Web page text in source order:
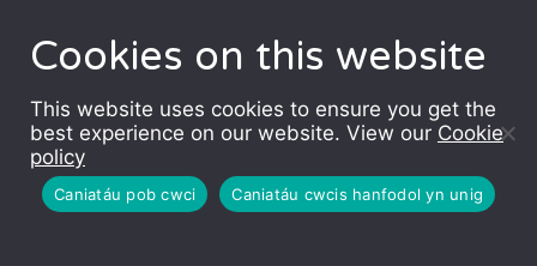
Cookies on this website
This website uses cookies to ensure you get the
best experience on our website. View our Cookie
policy
Caniatáu pob cwci Caniatáu cwcis hanfodol yn unig